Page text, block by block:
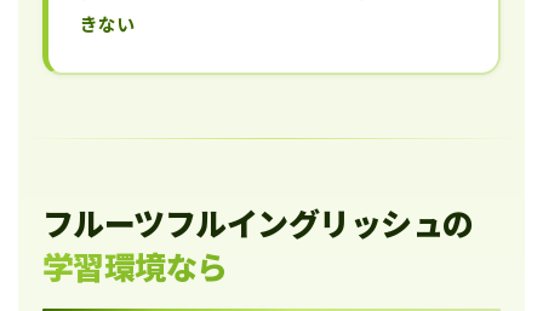
きない
フルーツフルイングリッシュの
学習環境なら